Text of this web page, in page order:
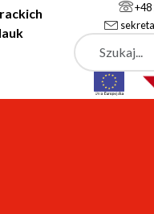
+48
Szukaj
Nauk Instytut